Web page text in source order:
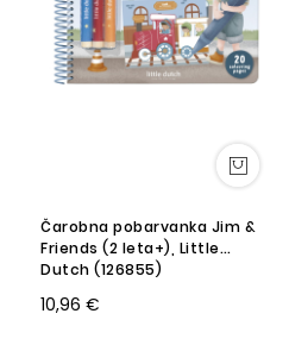
Čarobna pobarvanka Jim &
Friends (2 leta+), Little
Dutch (126855)
10,96 €